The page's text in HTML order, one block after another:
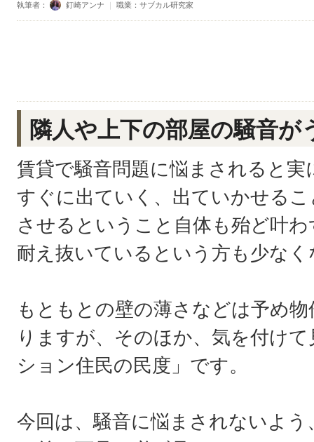
執筆者： 釘崎アンナ ｜ 職業：サブカル研究家
隣人や上下の部屋の騒音が
賃貸で騒音問題に悩まされると実
すぐに出ていく、出ていかせる
させるということ自体も殆ど叶
耐え抜いているという方も少な
もともとの壁の薄さなどは予め
りますが、そのほか、気を付け
ション住民の民度」です。
今回は、騒音に悩まされないよ